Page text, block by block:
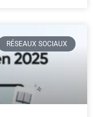
RÉSEAUX SOCIAUX